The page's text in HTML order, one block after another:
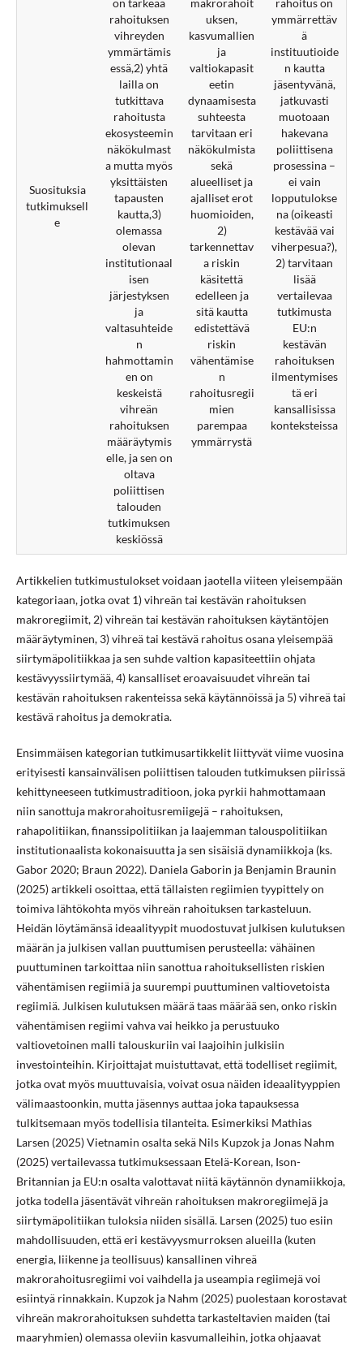
Suosituksia
tutkimuksell
e
rahoituksen
vihreyden
ymmärtämis
essä,2) yhtä
lailla on
tutkittava
rahoitusta
ekosysteemin
näkökulmast
a mutta myös
yksittäisten
tapausten
kautta,3)
olemassa
olevan
institutionaal
isen
järjestyksen
ja
valtasuhteide
n
hahmottamin
en on
keskeistä
vihreän
rahoituksen
määräytymis
elle, ja sen on
oltava
poliittisen
talouden
tutkimuksen
keskiössä
uksen,
kasvumallien
ja
valtiokapasit
eetin
dynaamisesta
suhteesta
tarvitaan eri
näkökulmista
sekä
alueelliset ja
ajalliset erot
huomioiden,
2)
tarkennettav
a riskin
käsitettä
edelleen ja
sitä kautta
edistettävä
riskin
vähentämise
n
rahoitusregii
mien
parempaa
ymmärrystä
ymmärrettäv
ä
instituutioide
n kautta
jäsentyvänä,
jatkuvasti
muotoaan
hakevana
poliittisena
prosessina –
ei vain
lopputulokse
na (oikeasti
kestävää vai
viherpesua?),
2) tarvitaan
lisää
vertailevaa
tutkimusta
EU:n
kestävän
rahoituksen
ilmentymises
tä eri
kansallisissa
konteksteissa
Artikkelien tutkimustulokset voidaan jaotella viiteen yleisempään
kategoriaan, jotka ovat 1) vihreän tai kestävän rahoituksen
makroregiimit, 2) vihreän tai kestävän rahoituksen käytäntöjen
määräytyminen, 3) vihreä tai kestävä rahoitus osana yleisempää
siirtymäpolitiikkaa ja sen suhde valtion kapasiteettiin ohjata
kestävyyssiirtymää, 4) kansalliset eroavaisuudet vihreän tai
kestävän rahoituksen rakenteissa sekä käytännöissä ja 5) vihreä tai
kestävä rahoitus ja demokratia.
Ensimmäisen kategorian tutkimusartikkelit liittyvät viime vuosina
erityisesti kansainvälisen poliittisen talouden tutkimuksen piirissä
kehittyneeseen tutkimustraditioon, joka pyrkii hahmottamaan
niin sanottuja makrorahoitusremiigejä – rahoituksen,
rahapolitiikan, finanssipolitiikan ja laajemman talouspolitiikan
institutionaalista kokonaisuutta ja sen sisäisiä dynamiikkoja (ks.
Gabor 2020; Braun 2022). Daniela Gaborin ja Benjamin Braunin
(2025) artikkeli osoittaa, että tällaisten regiimien tyypittely on
toimiva lähtökohta myös vihreän rahoituksen tarkasteluun.
Heidän löytämänsä ideaalityypit muodostuvat julkisen kulutuksen
määrän ja julkisen vallan puuttumisen perusteella: vähäinen
puuttuminen tarkoittaa niin sanottua rahoituksellisten riskien
vähentämisen regiimiä ja suurempi puuttuminen valtiovetoista
regiimiä. Julkisen kulutuksen määrä taas määrää sen, onko riskin
vähentämisen regiimi vahva vai heikko ja perustuuko
valtiovetoinen malli talouskuriin vai laajoihin julkisiin
investointeihin. Kirjoittajat muistuttavat, että todelliset regiimit,
jotka ovat myös muuttuvaisia, voivat osua näiden ideaalityyppien
välimaastoonkin, mutta jäsennys auttaa joka tapauksessa
tulkitsemaan myös todellisia tilanteita. Esimerkiksi Mathias
Larsen (2025) Vietnamin osalta sekä Nils Kupzok ja Jonas Nahm
(2025) vertailevassa tutkimuksessaan Etelä-Korean, Ison-
Britannian ja EU:n osalta valottavat niitä käytännön dynamiikkoja,
jotka todella jäsentävät vihreän rahoituksen makroregiimejä ja
siirtymäpolitiikan tuloksia niiden sisällä. Larsen (2025) tuo esiin
mahdollisuuden, että eri kestävyysmurroksen alueilla (kuten
energia, liikenne ja teollisuus) kansallinen vihreä
makrorahoitusregiimi voi vaihdella ja useampia regiimejä voi
esiintyä rinnakkain. Kupzok ja Nahm (2025) puolestaan korostavat
vihreän makrorahoituksen suhdetta tarkasteltavien maiden (tai
maaryhmien) olemassa oleviin kasvumalleihin, jotka ohjaavat